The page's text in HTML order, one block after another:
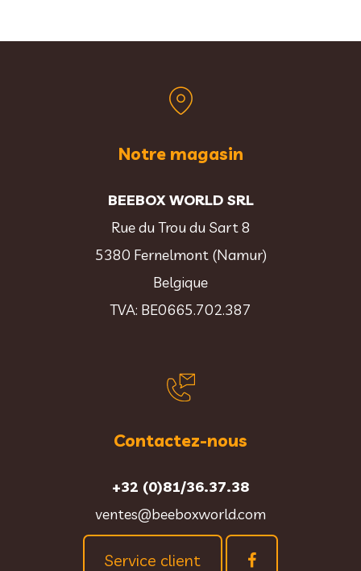
Notre magasin
BEEBOX WORLD SRL
Rue du Trou du Sart 8
5380 Fernelmont (Namur)
Belgique
TVA: BE0665.702.387
Contactez-nous
+32 (0)81/36.37.38
ventes@beeboxworld.com
Service client